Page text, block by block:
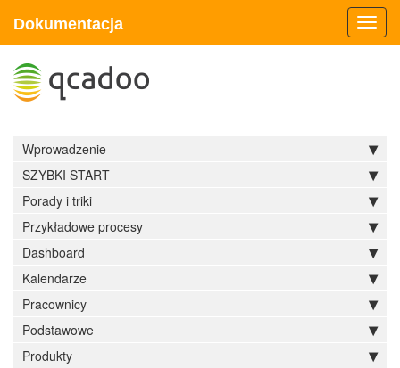
Dokumentacja
Wprowadzenie
SZYBKI START
Porady i triki
Przykładowe procesy
Dashboard
Kalendarze
Pracownicy
Podstawowe
Produkty